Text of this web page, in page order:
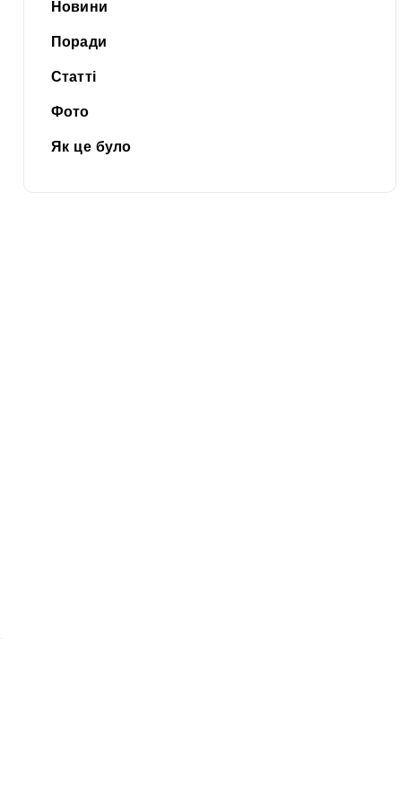
Новини
Поради
Статті
Фото
Як це було